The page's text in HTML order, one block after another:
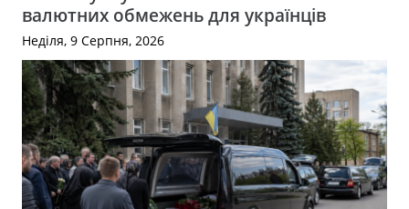
валютних обмежень для українців
Неділя, 9 Серпня, 2026